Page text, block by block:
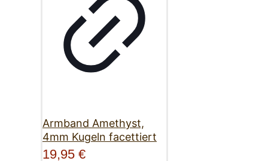
Armband Amethyst,
4mm Kugeln facettiert
19,95 €